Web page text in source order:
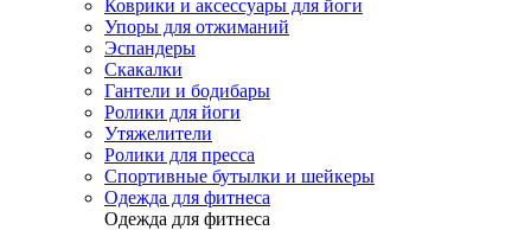
Коврики и аксессуары для йоги
Упоры для отжиманий
Эспандеры
Скакалки
Гантели и бодибары
Ролики для йоги
Утяжелители
Ролики для пресса
Спортивные бутылки и шейкеры
Одежда для фитнеса
Одежда для фитнеса